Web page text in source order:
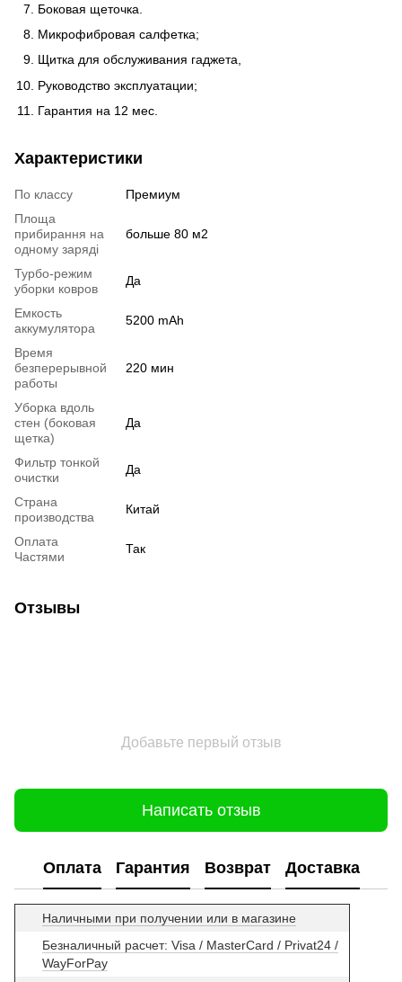
Боковая щеточка.
Микрофибровая салфетка;
Щитка для обслуживания гаджета,
Руководство эксплуатации;
Гарантия на 12 мес.
Характеристики
По классу
Премиум
Площа
прибирання на
одному заряді
больше 80 м2
Турбо-режим
уборки ковров
Да
Емкость
аккумулятора
5200 mAh
Время
безперерывной
работы
220 мин
Уборка вдоль
стен (боковая
щетка)
Да
Фильтр тонкой
очистки
Да
Страна
производства
Китай
Оплата
Частями
Так
Отзывы
Добавьте первый отзыв
Написать отзыв
Оплата Гарантия Возврат Доставка
Наличными при получении или в магазине
Безналичный расчет: Visa / MasterCard / Privat24 /
WayForPay